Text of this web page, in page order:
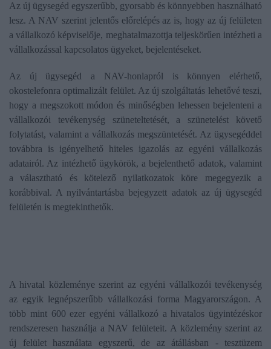
Az új ügysegéd egyszerűbb, gyorsabb és könnyebben használható
lesz. A NAV szerint jelentős előrelépés az is, hogy az új felületen
a vállalkozó képviselője, meghatalmazottja teljeskörűen intézheti a
vállalkozással kapcsolatos ügyeket, bejelentéseket.
Az új ügysegéd a NAV-honlapról is könnyen elérhető,
okostelefonra optimalizált felület. Az új szolgáltatás lehetővé teszi,
hogy a megszokott módon és minőségben lehessen bejelenteni a
vállalkozói tevékenység szüneteltetését, a szünetelést követő
folytatást, valamint a vállalkozás megszüntetését. Az ügysegéddel
továbbra is igényelhető hiteles igazolás az egyéni vállalkozás
adatairól. Az intézhető ügykörök, a bejelenthető adatok, valamint
a választható és kötelező nyilatkozatok köre megegyezik a
korábbival. A nyilvántartásba bejegyzett adatok az új ügysegéd
felületén is megtekinthetők.
A hivatal közleménye szerint az egyéni vállalkozói tevékenység
az egyik legnépszerűbb vállalkozási forma Magyarországon. A
több mint 600 ezer egyéni vállalkozó a hivatalos ügyintézéskor
rendszeresen használja a NAV felületeit. A közlemény szerint az
új felület használata egyszerű, de az átállásban - tesztüzem